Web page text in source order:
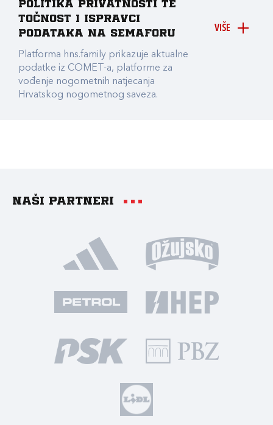
VIŠE
Politika privatnosti te
točnost i ispravci
podataka na Semaforu
Platforma hns.family prikazuje aktualne
podatke iz COMET-a, platforme za
vođenje nogometnih natjecanja
Hrvatskog nogometnog saveza.
Naši partneri